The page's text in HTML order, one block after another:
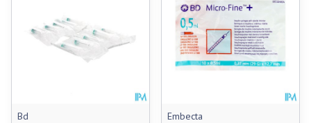
Bd
Embecta